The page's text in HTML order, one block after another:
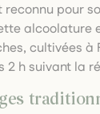
pour
alcoolature
cultivées à
2 h suivant la